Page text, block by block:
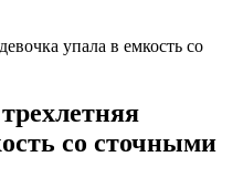
упала в емкость со
со сточными